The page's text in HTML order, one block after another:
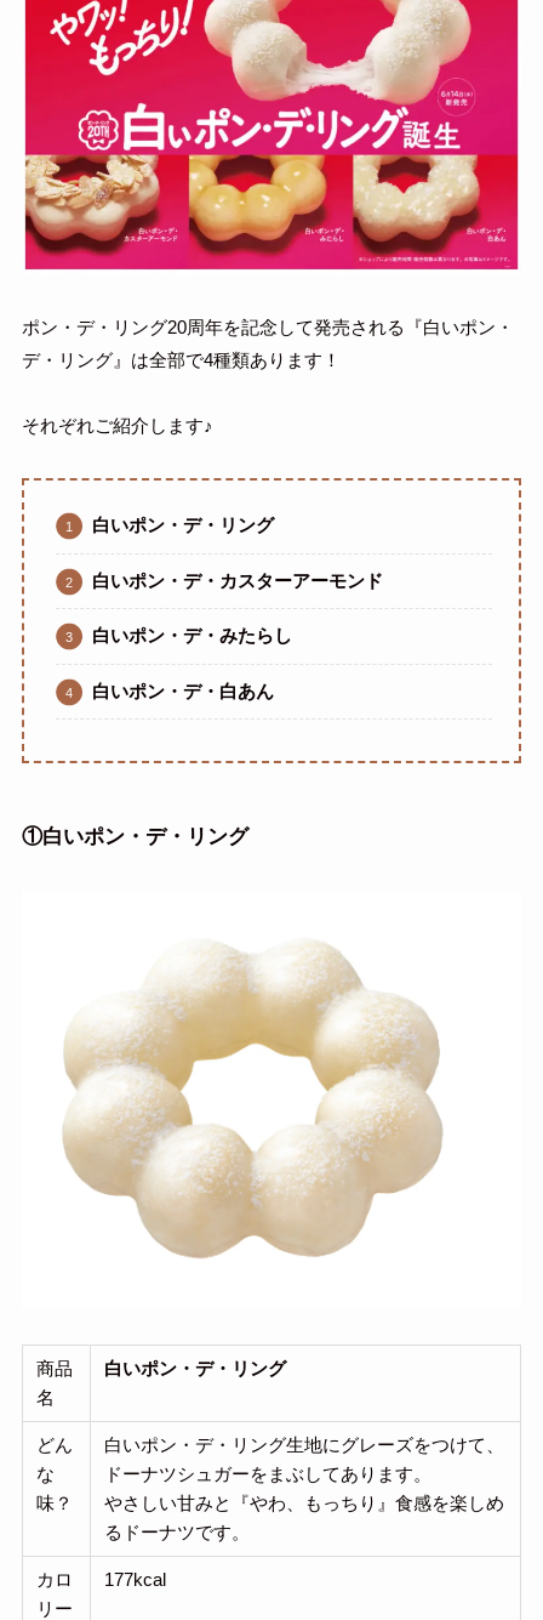
ポン・デ・リング20周年を記念して発売される『白いポン・
デ・リング』は全部で4種類あります！
それぞれご紹介します♪
白いポン・デ・リング
白いポン・デ・カスターアーモンド
白いポン・デ・みたらし
白いポン・デ・白あん
①白いポン・デ・リング
商品
名
白いポン・デ・リング
どん
な
味？
白いポン・デ・リング生地にグレーズをつけて、
ドーナツシュガーをまぶしてあります。
やさしい甘みと『やわ、もっちり』食感を楽しめ
るドーナツです。
カロ
リー
177kcal